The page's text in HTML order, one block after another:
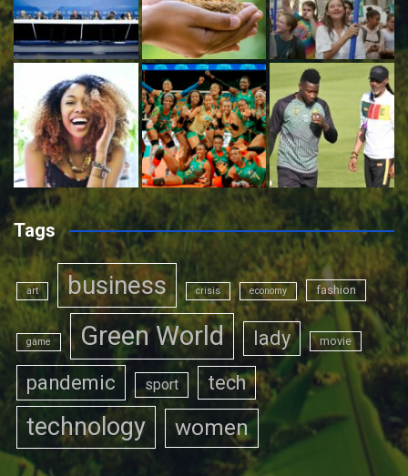
Tags
art business crisis economy fashion
game Green World lady movie
pandemic sport tech
technology women